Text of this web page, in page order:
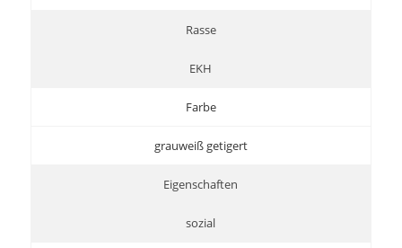
Rasse
EKH
Farbe
grauweiß getigert
Eigenschaften
sozial